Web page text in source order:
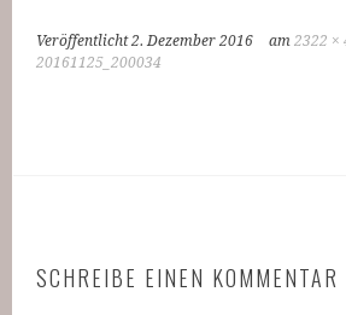
Veröffentlicht2. Dezember 2016 am2322 ×
20161125_200034
SCHREIBE EINEN KOMMENTAR